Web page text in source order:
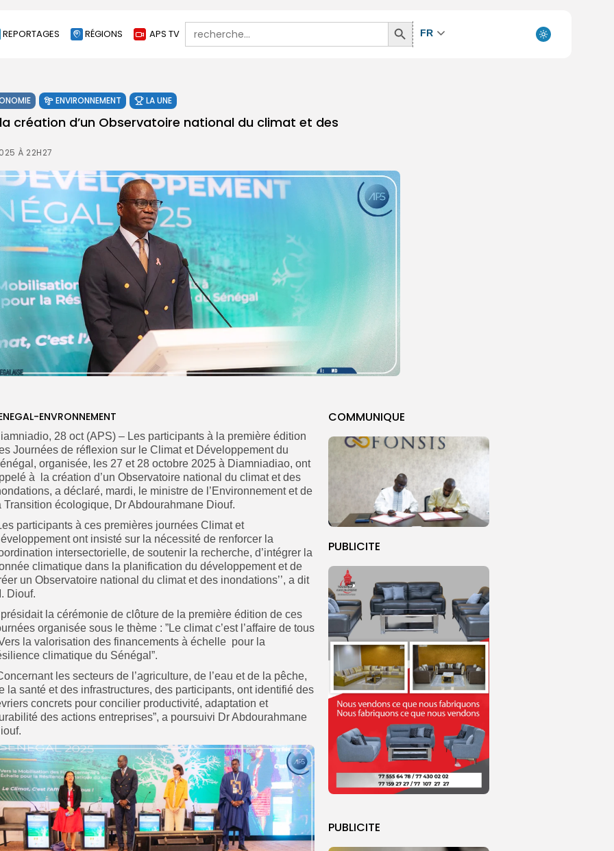
REPORTAGES RÉGIONS APS TV
Search
for:
Search
Button
FR
ENVIRONNEMENT LA UNE
création d’un Observatoire national du climat et des
À 22H27
COMMUNIQUE
PUBLICITE
PUBLICITE
ENVRONNEMENT
28 oct (APS) – Les participants à la première édition
Journées de réflexion sur le Climat et Développement du
organisée, les 27 et 28 octobre 2025 à Diamniadiao, ont
à la création d’un Observatoire national du climat et des
a déclaré, mardi, le ministre de l’Environnement et de
Transition écologique, Dr Abdourahmane Diouf.
participants à ces premières journées Climat et
ont insisté sur la nécessité de renforcer la
intersectorielle, de soutenir la recherche, d’intégrer la
climatique dans la planification du développement et de
un Observatoire national du climat et des inondations’’, a dit
Diouf.
la cérémonie de clôture de la première édition de ces
organisée sous le thème : ”Le climat c’est l’affaire de tous
la valorisation des financements à échelle pour la
climatique du Sénégal”.
les secteurs de l’agriculture, de l’eau et de la pêche,
la santé et des infrastructures, des participants, ont identifié des
concrets pour concilier productivité, adaptation et
des actions entreprises”, a poursuivi Dr Abdourahmane